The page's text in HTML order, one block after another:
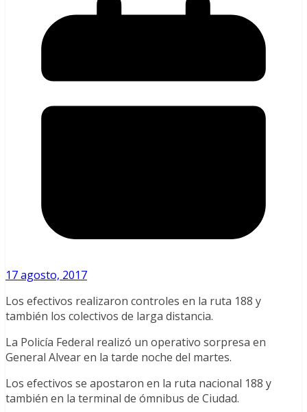
17 agosto, 2017
Los efectivos realizaron controles en la ruta 188 y
también los colectivos de larga distancia.
La Policía Federal realizó un operativo sorpresa en
General Alvear en la tarde noche del martes.
Los efectivos se apostaron en la ruta nacional 188 y
también en la terminal de ómnibus de Ciudad.